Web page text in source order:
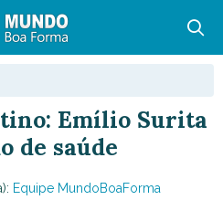
Emílio Surita
de saúde
Equipe MundoBoaForma